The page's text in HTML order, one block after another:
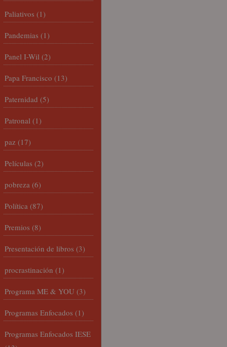
Paliativos (1)
Pandemias (1)
Panel I-Wil (2)
Papa Francisco (13)
Paternidad (5)
Patronal (1)
paz (17)
Películas (2)
pobreza (6)
Política (87)
Premios (8)
Presentación de libros (3)
procrastinación (1)
Programa ME & YOU (3)
Programas Enfocados (1)
Programas Enfocados IESE